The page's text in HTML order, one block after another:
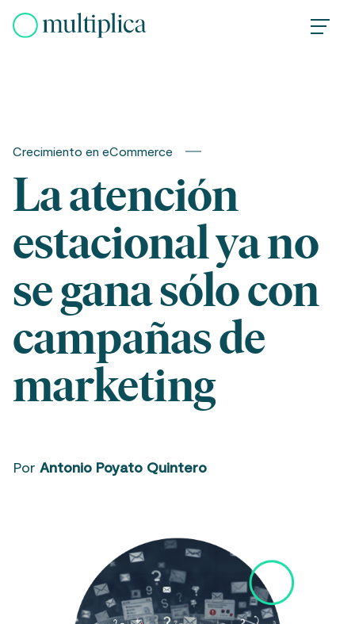
Crecimiento en eCommerce
La atención
estacional ya no
se gana sólo con
campañas de
marketing
Por Antonio Poyato Quintero